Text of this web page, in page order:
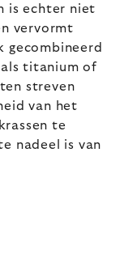
is echter niet
vervormt
gecombineerd
titanium of
streven
van het
te
nadeel is van